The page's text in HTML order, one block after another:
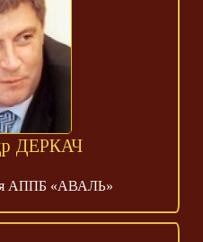
ДЕРКАЧ
АППБ «АВАЛЬ»